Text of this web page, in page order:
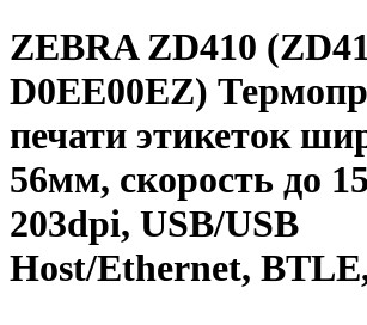
ZEBRA ZD410
D0EE00EZ)
печати этикеток
56мм, скорость до
203dpi, USB/USB
Host/Ethernet,